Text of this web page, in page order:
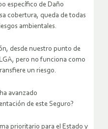
específico de Daño
cobertura, queda de todas
ambientales.
desde nuestro punto de
pero no funciona como
un riesgo.
avanzado
de este Seguro?
prioritario para el Estado y